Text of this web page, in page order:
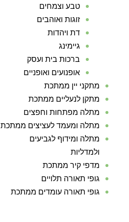
טבע וצמחים
זוגות ואוהבים
דת ויהדות
גיימינג
ברכות בית ועסק
אופנועים ואופניים
מתקני יין ממתכת
מתקן לנעליים ממתכת
מתלה מפתחות וחפצים
מתלה ומעמד לעציצים ממתכת
מתלה ומידוף לגביעים
ולמדליות
מדפי קיר ממתכת
גופי תאורה תלויים
גופי תאורה עומדים ממתכת